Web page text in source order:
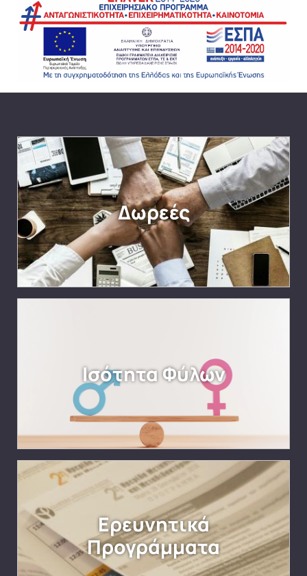
Δωρεές
Ισότητα Φύλων
Ερευνητικά
Προγράμματα